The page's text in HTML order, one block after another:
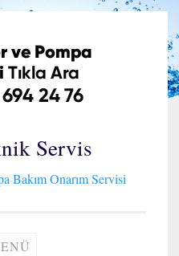
Servis
Bakım Onarım Servisi